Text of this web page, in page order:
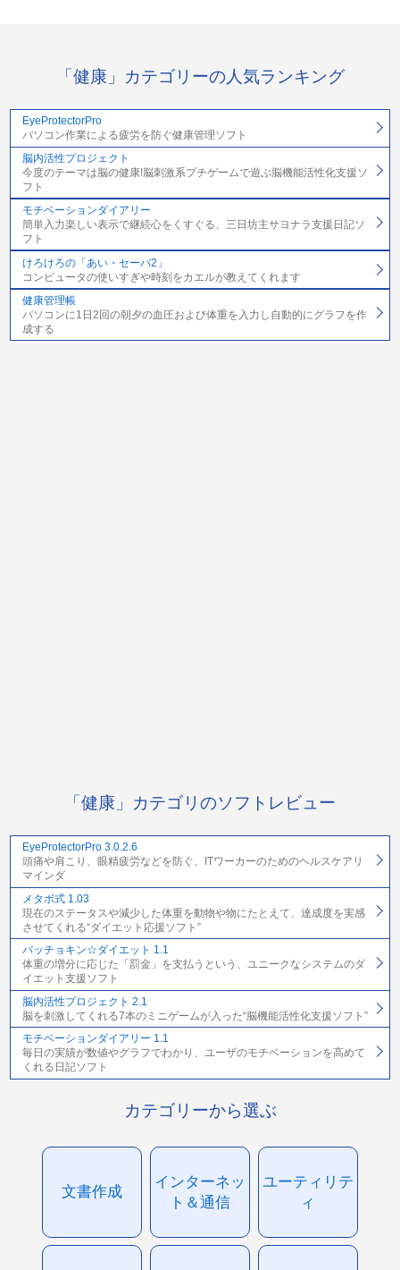
「健康」カテゴリーの人気ランキング
EyeProtectorPro
パソコン作業による疲労を防ぐ健康管理ソフト
脳内活性プロジェクト
今度のテーマは脳の健康!脳刺激系プチゲームで遊ぶ脳機能活性化支援ソ
フト
モチベーションダイアリー
簡単入力楽しい表示で継続心をくすぐる、三日坊主サヨナラ支援日記ソ
フト
けろけろの「あい・セーバ2」
コンピュータの使いすぎや時刻をカエルが教えてくれます
健康管理帳
パソコンに1日2回の朝夕の血圧および体重を入力し自動的にグラフを作
成する
「健康」カテゴリのソフトレビュー
EyeProtectorPro 3.0.2.6
頭痛や肩こり、眼精疲労などを防ぐ、ITワーカーのためのヘルスケアリ
マインダ
メタボ式 1.03
現在のステータスや減少した体重を動物や物にたとえて、達成度を実感
させてくれる“ダイエット応援ソフト”
バッチョキン☆ダイエット 1.1
体重の増分に応じた「罰金」を支払うという、ユニークなシステムのダ
イエット支援ソフト
脳内活性プロジェクト 2.1
脳を刺激してくれる7本のミニゲームが入った“脳機能活性化支援ソフト”
モチベーションダイアリー 1.1
毎日の実績が数値やグラフでわかり、ユーザのモチベーションを高めて
くれる日記ソフト
カテゴリーから選ぶ
文書作成
インターネッ
ト＆通信
ユーティリテ
ィ